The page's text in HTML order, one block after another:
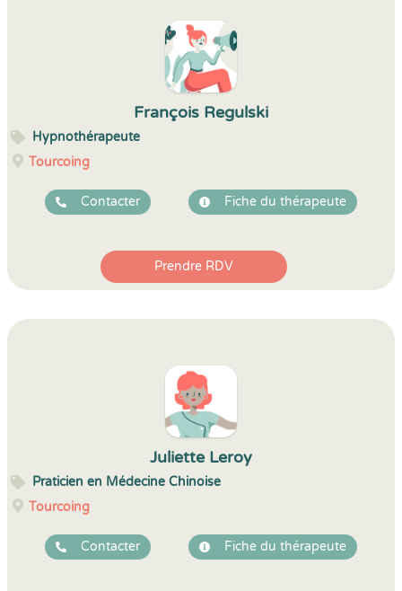
François Regulski
Hypnothérapeute
Tourcoing
Contacter Fiche du thérapeute
Prendre RDV
Juliette Leroy
Praticien en Médecine Chinoise
Tourcoing
Contacter Fiche du thérapeute